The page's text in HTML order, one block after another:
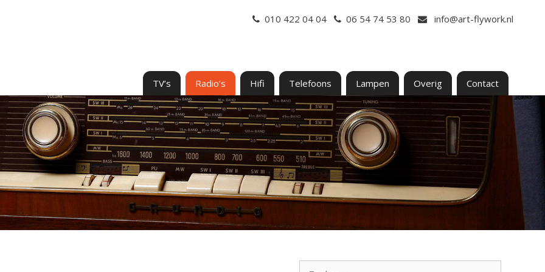
010 422 04 04 06 54 74 53 80 info@art-flywork.nl
TV’s Radio’s Hifi Telefoons Lampen Overig Contact